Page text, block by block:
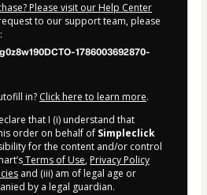
Please visit our Help Center
to our support team, please
1786003692870-
in? Click here to learn more.
that I (i) understand that
order on behalf of Simpleclick
for the content and/or control
Terms of Use, Privacy Policy
and (iii) am of legal age or
by a legal guardian.